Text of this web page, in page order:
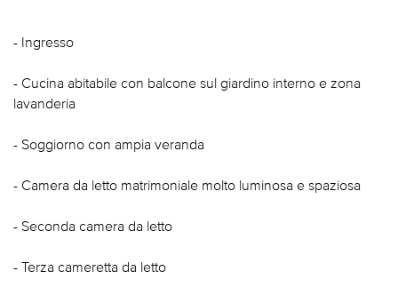
- Ingresso
- Cucina abitabile con balcone sul giardino interno e zona
lavanderia
- Soggiorno con ampia veranda
- Camera da letto matrimoniale molto luminosa e spaziosa
- Seconda camera da letto
- Terza cameretta da letto